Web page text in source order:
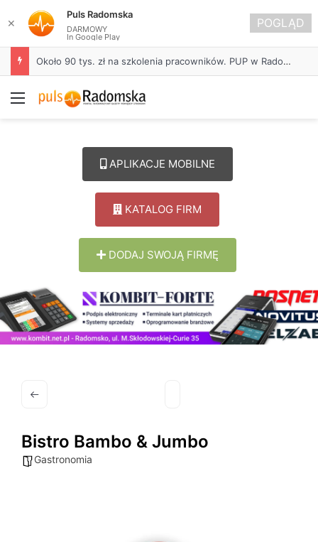
Około 90 tys. zł na szkolenia pracowników. PUP w Radomsku ogłasza nabór wniosków
Menu
APLIKACJE MOBILNE
KATALOG FIRM
DODAJ SWOJĄ FIRMĘ
Bistro Bambo & Jumbo
Gastronomia
✕
Puls Radomska
DARMOWY
In Google Play
POGLĄD